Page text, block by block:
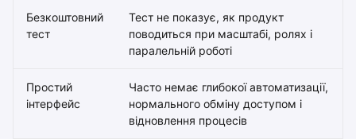
Безкоштовний
тест
Тест не показує, як продукт
поводиться при масштабі, ролях і
паралельній роботі
Простий
інтерфейс
Часто немає глибокої автоматизації,
нормального обміну доступом і
відновлення процесів